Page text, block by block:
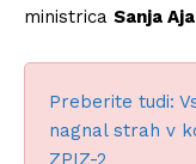
ministrica Sanja
Preberite tudi:
nagnal strah v
ZPIZ-2